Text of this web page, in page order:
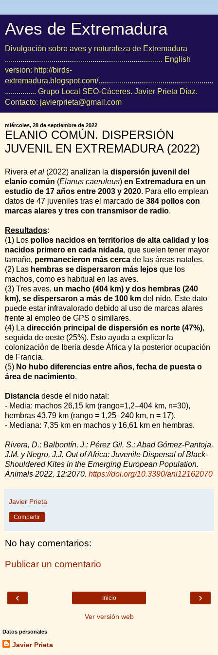
Aves de Extremadura
Divulgación sobre aves y naturaleza de Extremadura
................................................................................. English
version: http://birds-
extremadura.blogspot.com/...........................................................
................ Grupo Local SEO-Cáceres. Javier Prieta Díaz.
Contacto: javierprieta@gmail.com
miércoles, 28 de septiembre de 2022
ELANIO COMÚN. DISPERSIÓN
JUVENIL EN EXTREMADURA (2022)
Rivera et al (2022) analizan la dispersión juvenil del
elanio común (Elanus caeruleus) en Extremadura en un
estudio de 17 años entre 2003 y 2020. Para ello emplean
datos de 47 juveniles tras el marcado de 384 pollos con
marcas alares y tres con transmisor de radio.
Resultados:
(1) Los pollos nacidos en territorios de alta calidad y los
nacidos primero en cada nidada, que suelen tener mayor
tamaño, permanecieron más cerca de las áreas natales.
(2) Las hembras se dispersaron más lejos que los
machos, como es habitual en las aves.
(3) Tres aves, un macho (404 km) y dos hembras (240
km), se dispersaron a más de 100 km del nido. Este dato
puede estar infravalorado debido al uso de marcas alares
frente al empleo de GPS o similares.
(4) La dirección principal de dispersión es norte (47%),
seguida de oeste (25%). Esto ayuda a explicar la
colonización de Iberia desde África y la posterior ocupación
de Francia.
(5) No hubo diferencias entre años, fecha de puesta o
área de nacimiento.
Distancia desde el nido natal:
- Media: machos 26,15 km (rango=1,2–404 km, n=30),
hembras 43,79 km (rango = 1,25–240 km, n = 17).
- Mediana: 7,35 km en machos y 16,61 km en hembras.
Rivera, D.; Balbontín, J.; Pérez Gil, S.; Abad Gómez-Pantoja,
J.M. y Negro, J.J. Out of Africa: Juvenile Dispersal of Black-
Shouldered Kites in the Emerging European Population.
Animals 2022, 12:2070. https://doi.org/10.3390/ani12162070
Javier Prieta
Compartir
No hay comentarios:
Publicar un comentario
‹ ›
Inicio
Ver versión web
Datos personales
Javier Prieta